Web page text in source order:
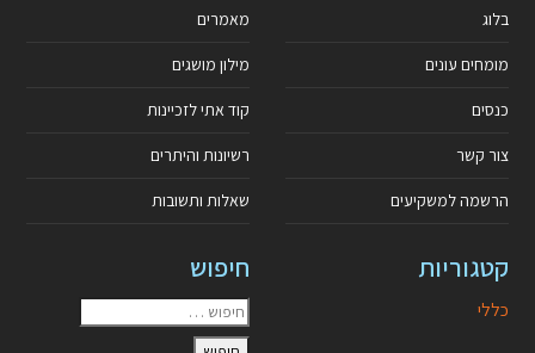
בלוג
מומחים עונים
כנסים
צור קשר
הרשמה למשקיעים
מאמרים
מילון מושגים
קוד אתי לזכיינות
רשיונות והיתרים
שאלות ותשובות
קטגוריות
כללי
חיפוש